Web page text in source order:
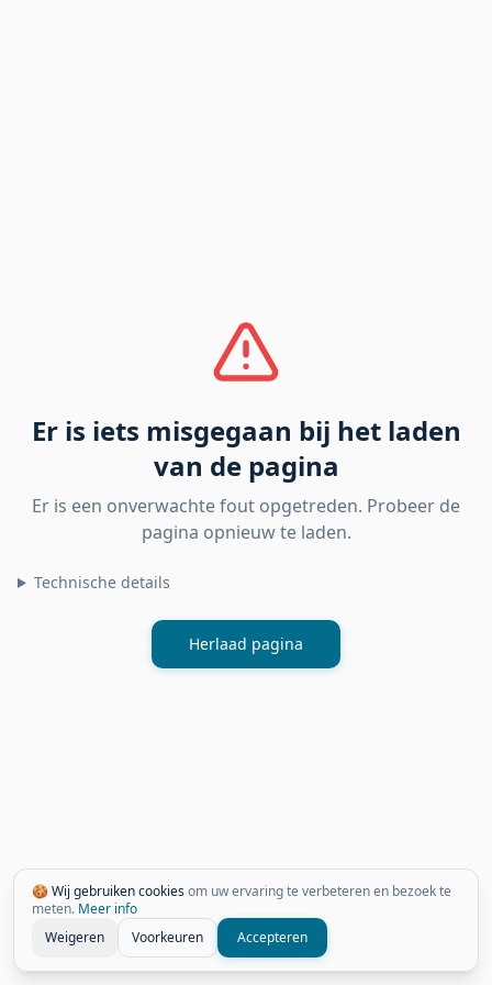
🍪 Wij gebruiken cookiesom uw ervaring te verbeteren en bezoek te
meten. Meer info
Weigeren
Voorkeuren Accepteren
Er is iets misgegaan bij het laden
van de pagina
Er is een onverwachte fout opgetreden. Probeer de
pagina opnieuw te laden.
Technische details
Herlaad pagina